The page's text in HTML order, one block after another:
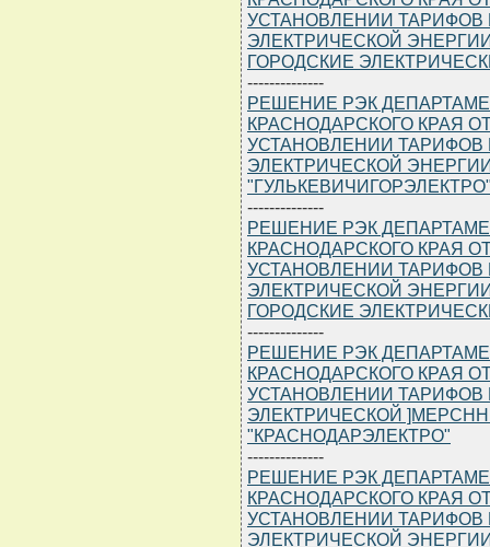
УСТАНОВЛЕНИИ ТАРИФОВ
ЭЛЕКТРИЧЕСКОЙ
ГОРОДСКИЕ
--------------
РЕШЕНИЕ РЭК
КРАСНОДАРСКОГО КРАЯ ОТ
УСТАНОВЛЕНИИ ТАРИФОВ
ЭЛЕКТРИЧЕСКОЙ
--------------
РЕШЕНИЕ РЭК
КРАСНОДАРСКОГО КРАЯ ОТ
УСТАНОВЛЕНИИ ТАРИФОВ
ЭЛЕКТРИЧЕСКОЙ
ГОРОДСКИЕ
--------------
РЕШЕНИЕ РЭК
КРАСНОДАРСКОГО КРАЯ ОТ
УСТАНОВЛЕНИИ ТАРИФОВ
ЭЛЕКТРИЧЕСКОЙ
"КРАСНОДАРЭЛЕКТРО"
--------------
РЕШЕНИЕ РЭК
КРАСНОДАРСКОГО КРАЯ ОТ
УСТАНОВЛЕНИИ ТАРИФОВ
ЭЛЕКТРИЧЕСКОЙ